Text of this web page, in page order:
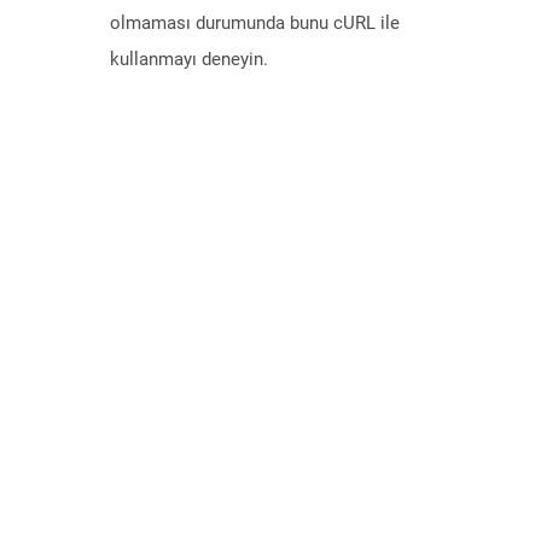
olmaması durumunda bunu cURL ile
kullanmayı deneyin.